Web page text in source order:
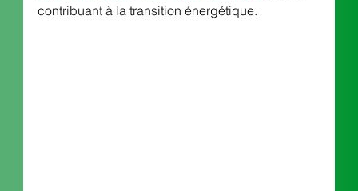
contribuant à la transition énergétique.